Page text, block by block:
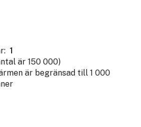
1
är 150 000)
är begränsad till 1 000